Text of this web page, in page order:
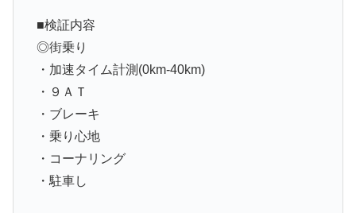
■検証内容
◎街乗り
・加速タイム計測(0km-40km)
・９ＡＴ
・ブレーキ
・乗り心地
・コーナリング
・駐車し